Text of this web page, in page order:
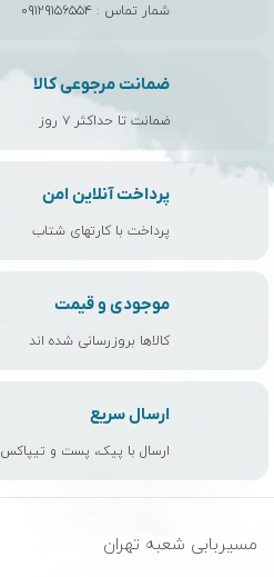
شمار تماس : ۰۹۱۲۹۱۵۶۵۵۴
ضمانت مرجوعی کالا
ضمانت تا حداکثر ۷ روز
پرداخت آنلاین امن
پرداخت با کارتهای شتاب
موجودی و قیمت
کالاها بروزرسانی شده اند
ارسال سریع
ارسال با پیک، پست و تیپاکس
مسیربابی شعبه تهران